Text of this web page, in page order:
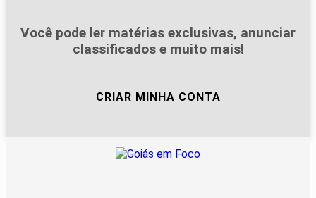
Você pode ler matérias exclusivas, anunciar
classificados e muito mais!
CRIAR MINHA CONTA